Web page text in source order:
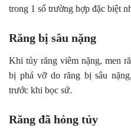
trong 1 số trường hợp đặc biệt
Răng bị sâu nặng
Khi tủy răng viêm nặng, men
bị phá vỡ do răng bị sâu
trước khi bọc sứ.
Răng đã hỏng tủy